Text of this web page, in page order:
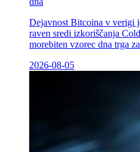
Dejavnost Bitcoina v verigi
raven sredi izkoriščanja
morebiten vzorec dna trga
2026-08-05